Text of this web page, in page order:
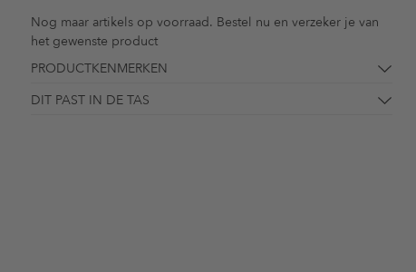
Nog maar artikels op voorraad. Bestel nu en verzeker je van
het gewenste product
PRODUCTKENMERKEN
DIT PAST IN DE TAS